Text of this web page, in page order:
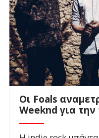
Οι Foals
Weeknd για